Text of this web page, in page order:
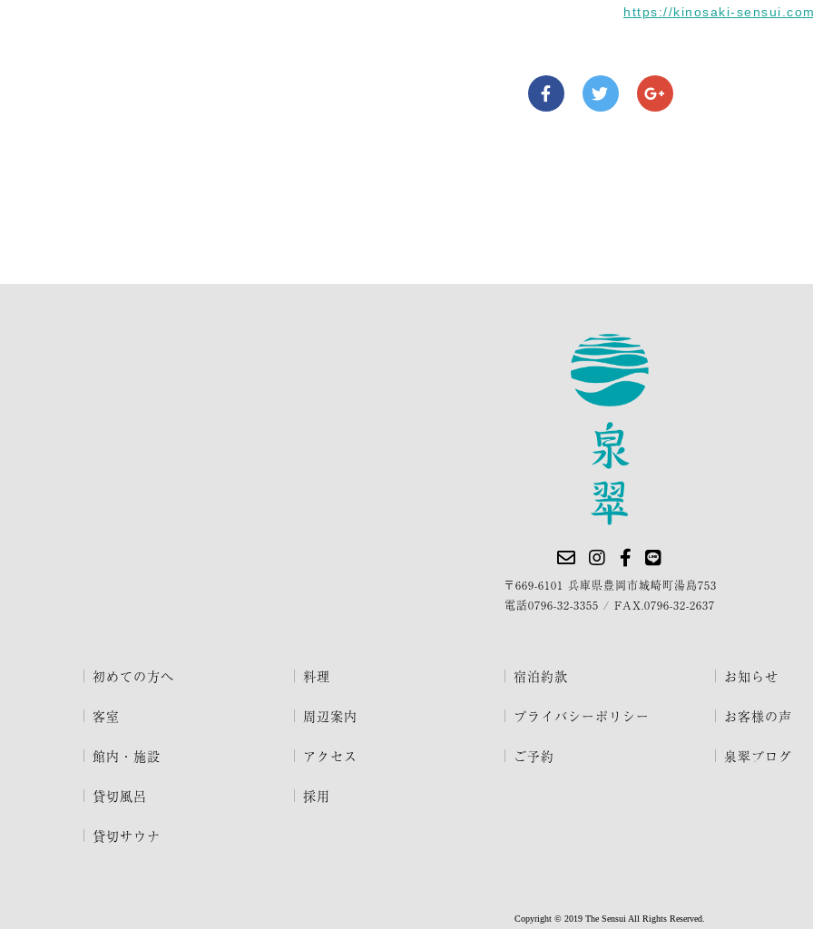
https://kinosaki-
〒669-6101 兵庫県豊岡市城崎町湯島753
電話0796-32-3355 / FAX.0796-32-2637
初めての方へ
客室
館内・施設
貸切風呂
貸切サウナ
料理
周辺案内
アクセス
採用
宿泊約款
プライバシーポリシー
ご予約
お知らせ
お客様の声
泉翠ブログ
Copyright © 2019 The Sensui All Rights Reserved.